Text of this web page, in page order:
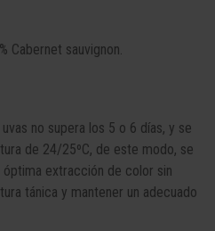
Cabernet sauvignon.
no supera los 5 o 6 días, y se
de 24/25ºC, de este modo, se
óptima extracción de color sin
tánica y mantener un adecuado